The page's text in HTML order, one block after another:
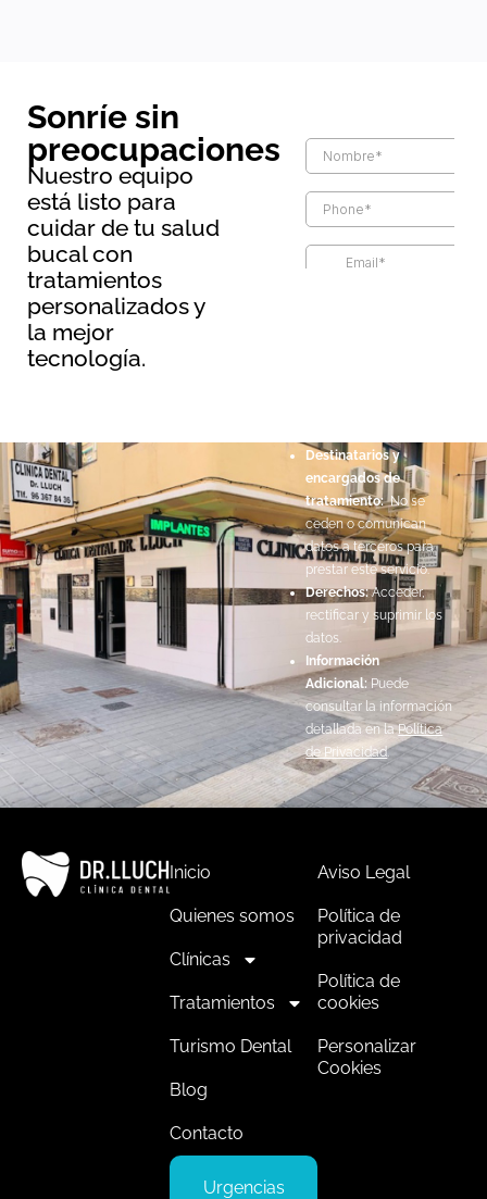
Destinatarios y
encargados de
tratamiento:No se
ceden o comunican
datos a terceros para
prestar este servicio.
Derechos:Acceder,
rectificar y suprimir los
datos.
Información
Adicional: Puede
consultar la información
detallada en laPolítica
de Privacidad.
Sonríe sin
preocupaciones
Nuestro equipo
está listo para
cuidar de tu salud
bucal con
tratamientos
personalizados y
la mejor
tecnología.
Inicio
Quienes somos
Clínicas
Tratamientos
Turismo Dental
Blog
Contacto
Urgencias
Aviso Legal
Política de
privacidad
Política de
cookies
Personalizar
Cookies